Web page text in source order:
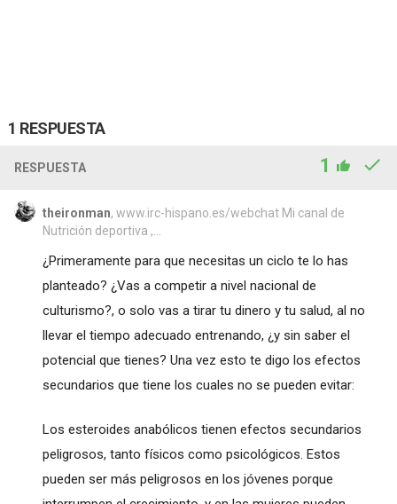
1 RESPUESTA
RESPUESTA 1
theironman, www.irc-hispano.es/webchat Mi canal de
Nutrición deportiva ,...
¿Primeramente para que necesitas un ciclo te lo has
planteado? ¿Vas a competir a nivel nacional de
culturismo?, o solo vas a tirar tu dinero y tu salud, al no
llevar el tiempo adecuado entrenando, ¿y sin saber el
potencial que tienes? Una vez esto te digo los efectos
secundarios que tiene los cuales no se pueden evitar:
Los esteroides anabólicos tienen efectos secundarios
peligrosos, tanto físicos como psicológicos. Estos
pueden ser más peligrosos en los jóvenes porque